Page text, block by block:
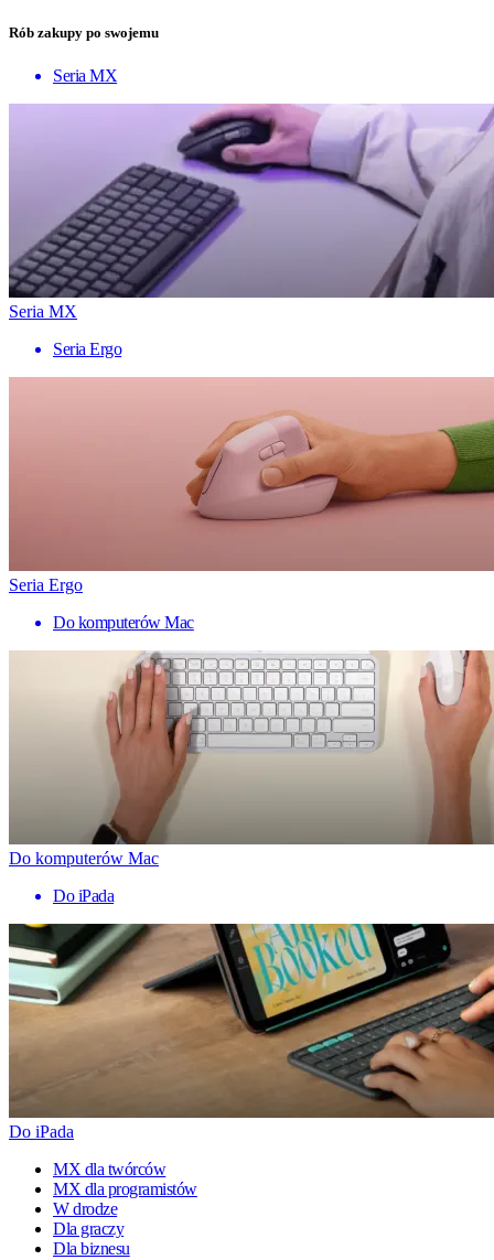
Rób zakupy po swojemu
Seria MX
Seria MX
Seria Ergo
Seria Ergo
Do komputerów Mac
Do komputerów Mac
Do iPada
Do iPada
MX dla twórców
MX dla programistów
W drodze
Dla graczy
Dla biznesu